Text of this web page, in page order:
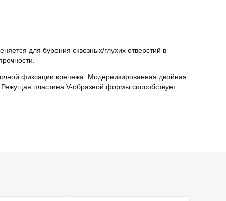
для бурения сквозных/глухих отверстий в
фиксации крепежа. Модернизированная двойная
пластина V-образной формы способствует